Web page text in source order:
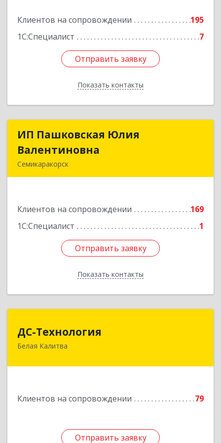
Клиентов на сопровождении
195
1С:Специалист
7
Отправить заявку
Показать контакты
Отправить заявку
Назад
ИП Пашковская Юлия
Валентиновна
Семикаракорск
Клиентов на сопровождении
169
1С:Специалист
1
Отправить заявку
Показать контакты
ИП Пашковская Юлия
Подробнее
Отправить заявку
Назад
ДС-Технология
Белая Калитва
Клиентов на сопровождении 79
Отправить заявку
347045, Ростовская обл, Белокалитвинский р-н,
Отправить заявку